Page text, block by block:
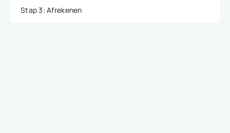
Stap 3: Afrekenen